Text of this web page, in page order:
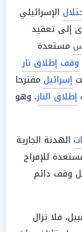
الإسرائيلي
مستعدة
وقف إطلاق نار
إسرائيل مقترحا
إطلاق النار، وهو
الهدنة الجارية
للإفراج
وقف دائم
فلا تزال